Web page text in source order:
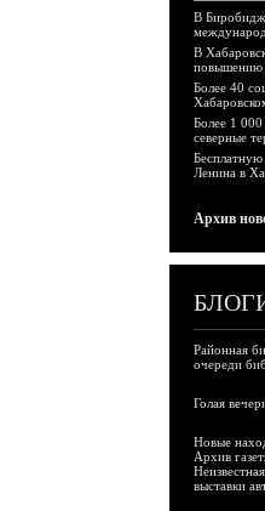
В
В
повышению
Более 40
Более 1 000
северные
Ленина в
Архив
Районная
очереди
Голая
Новые
Архив
выставки